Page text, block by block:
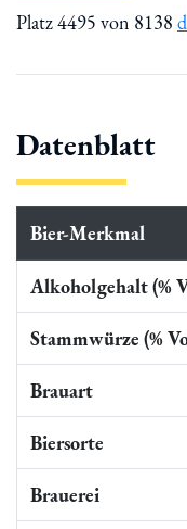
Platz 4495 von 8138
Datenblatt
Bier-Merkmal
Alkoholgehalt (%
Stammwürze (%
Brauart
Biersorte
Brauerei